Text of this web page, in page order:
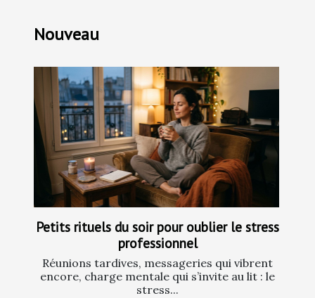
Nouveau
Petits rituels du soir pour oublier le stress
professionnel
Réunions tardives, messageries qui vibrent
encore, charge mentale qui s’invite au lit : le
stress...